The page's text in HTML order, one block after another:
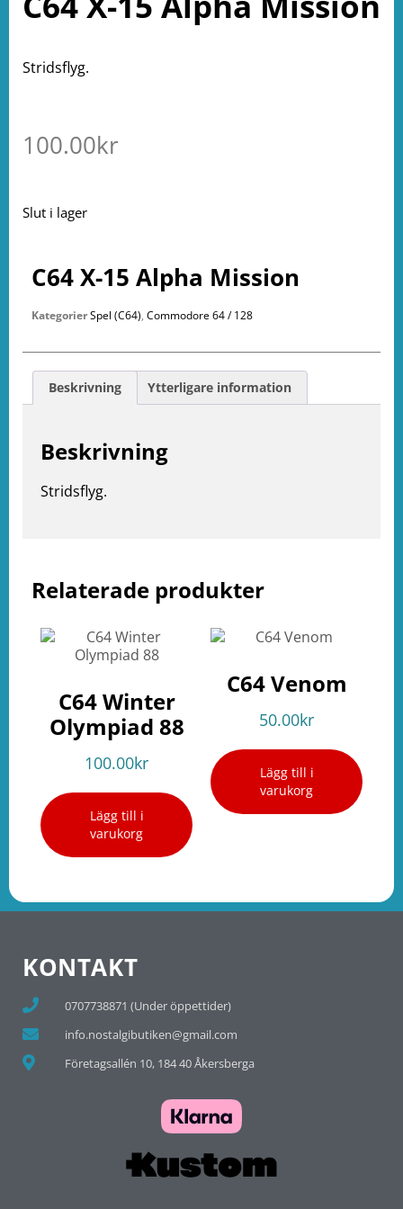
Stridsflyg.
100.00kr
Slut i lager
Relaterade produkter
C64 Winter
Olympiad 88
100.00kr
Lägg till i
varukorg
C64 Venom
50.00kr
Lägg till i
varukorg
C64 X-15 Alpha Mission
KategorierSpel (C64), Commodore 64 / 128
Beskrivning Ytterligare information
Beskrivning
Stridsflyg.
KONTAKT
0707738871 (Under öppettider)
info.nostalgibutiken@gmail.com
Företagsallén 10, 184 40 Åkersberga